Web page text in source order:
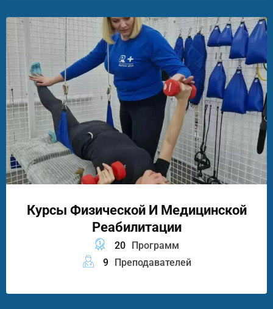
Курсы Физической И Медицинской
Реабилитации
20
Программ
9
Преподавателей